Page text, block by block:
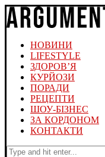
НОВИНИ
LIFESTYLE
ЗДОРОВ’Я
КУРЙОЗИ
ПОРАДИ
РЕЦЕПТИ
ШОУ-БІЗНЕС
ЗА КОРДОНОМ
КОНТАКТИ